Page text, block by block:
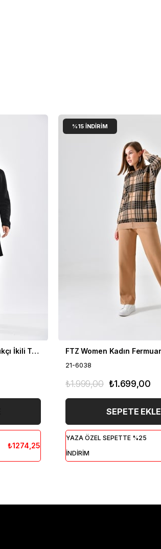
FTZ Women Kadın Tam Balıkçı İkili Takım Siyah 21-6056
₺1274,25
21-6038
₺1.699,00
₺1.999,00
SEPETE EKLE
YAZA ÖZEL SEPETTE %25
İNDİRİM
%15 İNDIRIM